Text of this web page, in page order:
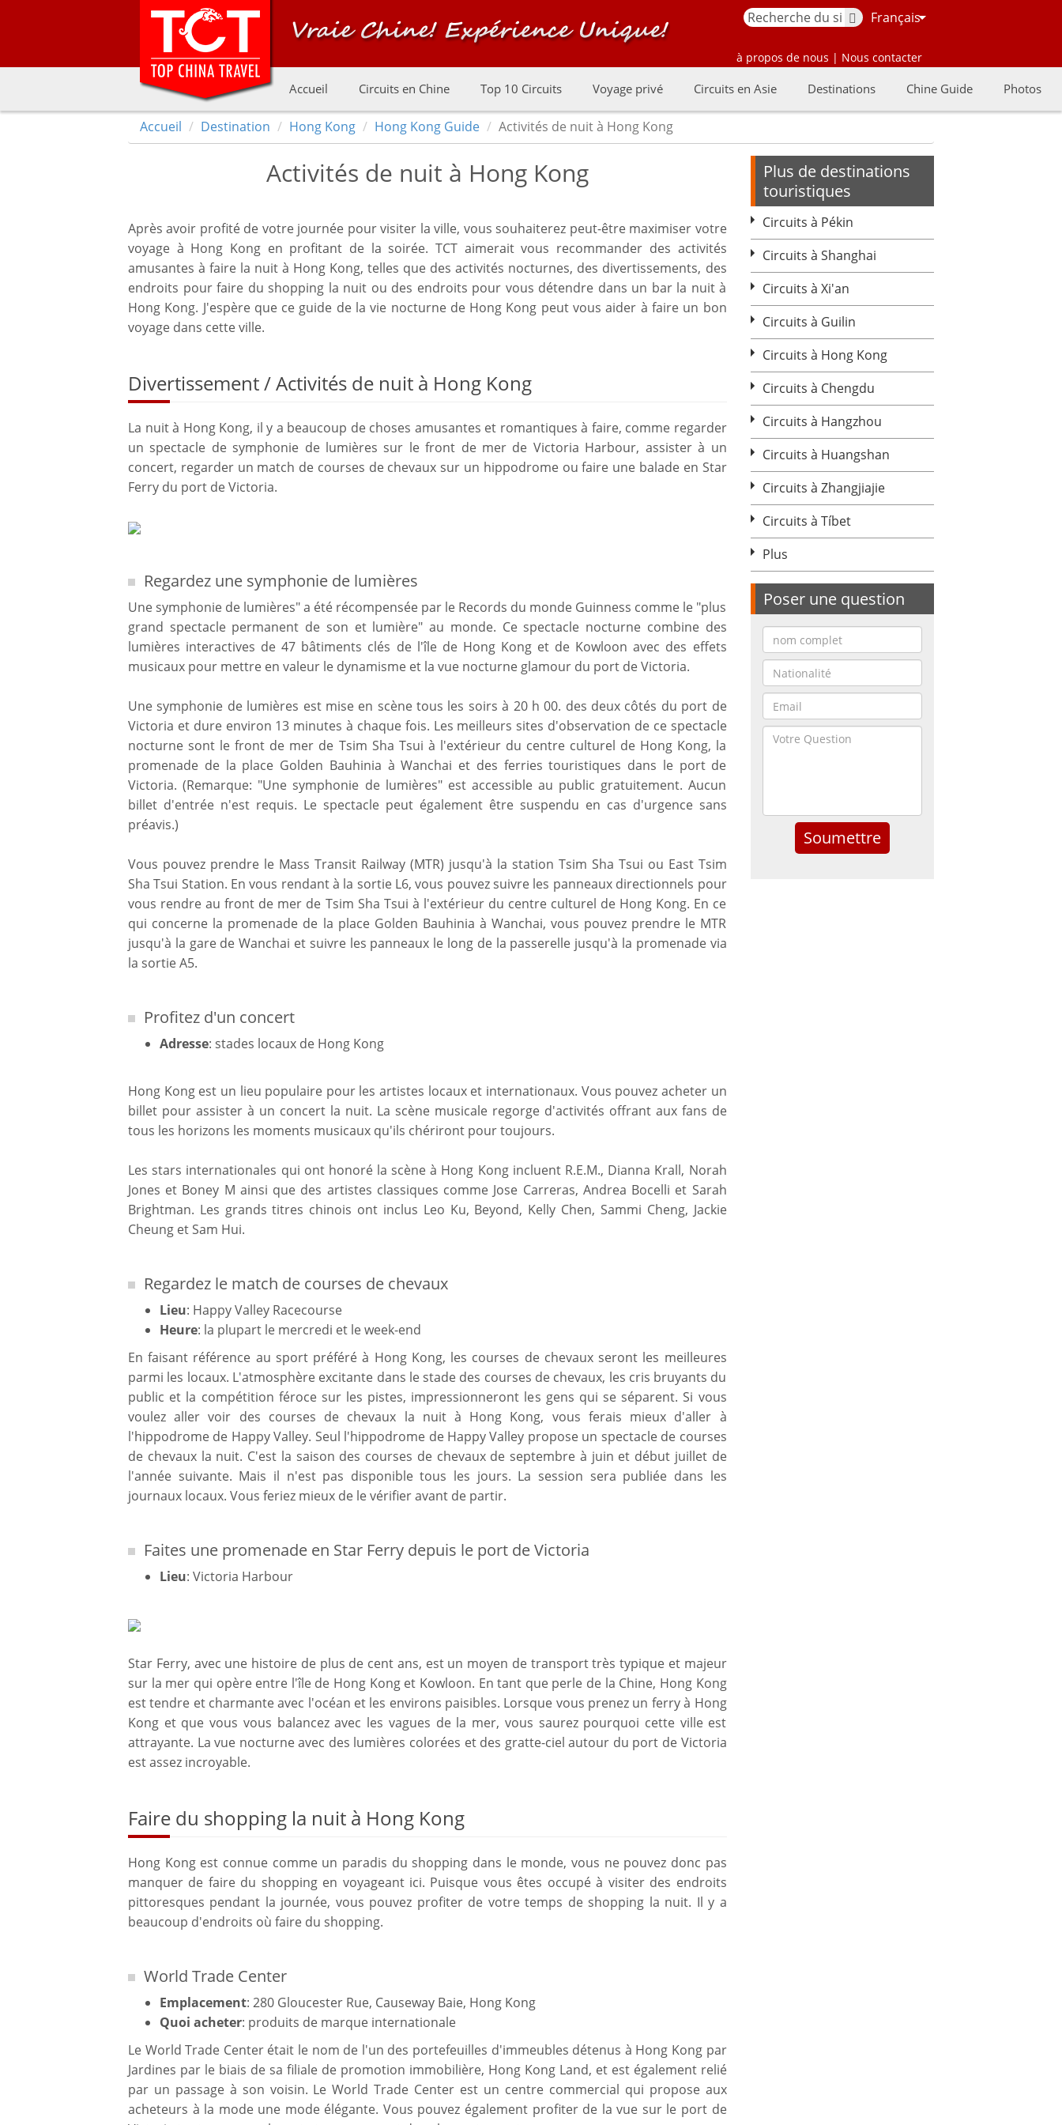
Français
à propos de nous | Nous contacter
Accueil Circuits en Chine Top 10 Circuits Voyage privé Circuits en Asie Destinations Chine Guide Photos
Accueil Destination Hong Kong Hong Kong Guide Activités de nuit à Hong Kong
Activités de nuit à Hong Kong
Après avoir profité de votre journée pour visiter la ville, vous souhaiterez peut-être maximiser votre
voyage à Hong Kong en profitant de la soirée. TCT aimerait vous recommander des activités
amusantes à faire la nuit à Hong Kong, telles que des activités nocturnes, des divertissements, des
endroits pour faire du shopping la nuit ou des endroits pour vous détendre dans un bar la nuit à
Hong Kong. J'espère que ce guide de la vie nocturne de Hong Kong peut vous aider à faire un bon
voyage dans cette ville.
Divertissement / Activités de nuit à Hong Kong
La nuit à Hong Kong, il y a beaucoup de choses amusantes et romantiques à faire, comme regarder
un spectacle de symphonie de lumières sur le front de mer de Victoria Harbour, assister à un
concert, regarder un match de courses de chevaux sur un hippodrome ou faire une balade en Star
Ferry du port de Victoria.
Regardez une symphonie de lumières
Une symphonie de lumières" a été récompensée par le Records du monde Guinness comme le "plus
grand spectacle permanent de son et lumière" au monde. Ce spectacle nocturne combine des
lumières interactives de 47 bâtiments clés de l'île de Hong Kong et de Kowloon avec des effets
musicaux pour mettre en valeur le dynamisme et la vue nocturne glamour du port de Victoria.
Une symphonie de lumières est mise en scène tous les soirs à 20 h 00. des deux côtés du port de
Victoria et dure environ 13 minutes à chaque fois. Les meilleurs sites d'observation de ce spectacle
nocturne sont le front de mer de Tsim Sha Tsui à l'extérieur du centre culturel de Hong Kong, la
promenade de la place Golden Bauhinia à Wanchai et des ferries touristiques dans le port de
Victoria. (Remarque: "Une symphonie de lumières" est accessible au public gratuitement. Aucun
billet d'entrée n'est requis. Le spectacle peut également être suspendu en cas d'urgence sans
préavis.)
Vous pouvez prendre le Mass Transit Railway (MTR) jusqu'à la station Tsim Sha Tsui ou East Tsim
Sha Tsui Station. En vous rendant à la sortie L6, vous pouvez suivre les panneaux directionnels pour
vous rendre au front de mer de Tsim Sha Tsui à l'extérieur du centre culturel de Hong Kong. En ce
qui concerne la promenade de la place Golden Bauhinia à Wanchai, vous pouvez prendre le MTR
jusqu'à la gare de Wanchai et suivre les panneaux le long de la passerelle jusqu'à la promenade via
la sortie A5.
Profitez d'un concert
Adresse: stades locaux de Hong Kong
Hong Kong est un lieu populaire pour les artistes locaux et internationaux. Vous pouvez acheter un
billet pour assister à un concert la nuit. La scène musicale regorge d'activités offrant aux fans de
tous les horizons les moments musicaux qu'ils chériront pour toujours.
Les stars internationales qui ont honoré la scène à Hong Kong incluent R.E.M., Dianna Krall, Norah
Jones et Boney M ainsi que des artistes classiques comme Jose Carreras, Andrea Bocelli et Sarah
Brightman. Les grands titres chinois ont inclus Leo Ku, Beyond, Kelly Chen, Sammi Cheng, Jackie
Cheung et Sam Hui.
Regardez le match de courses de chevaux
Lieu: Happy Valley Racecourse
Heure: la plupart le mercredi et le week-end
En faisant référence au sport préféré à Hong Kong, les courses de chevaux seront les meilleures
parmi les locaux. L'atmosphère excitante dans le stade des courses de chevaux, les cris bruyants du
public et la compétition féroce sur les pistes, impressionneront les gens qui se séparent. Si vous
voulez aller voir des courses de chevaux la nuit à Hong Kong, vous ferais mieux d'aller à
l'hippodrome de Happy Valley. Seul l'hippodrome de Happy Valley propose un spectacle de courses
de chevaux la nuit. C'est la saison des courses de chevaux de septembre à juin et début juillet de
l'année suivante. Mais il n'est pas disponible tous les jours. La session sera publiée dans les
journaux locaux. Vous feriez mieux de le vérifier avant de partir.
Faites une promenade en Star Ferry depuis le port de Victoria
Lieu: Victoria Harbour
Star Ferry, avec une histoire de plus de cent ans, est un moyen de transport très typique et majeur
sur la mer qui opère entre l'île de Hong Kong et Kowloon. En tant que perle de la Chine, Hong Kong
est tendre et charmante avec l'océan et les environs paisibles. Lorsque vous prenez un ferry à Hong
Kong et que vous vous balancez avec les vagues de la mer, vous saurez pourquoi cette ville est
attrayante. La vue nocturne avec des lumières colorées et des gratte-ciel autour du port de Victoria
est assez incroyable.
Faire du shopping la nuit à Hong Kong
Hong Kong est connue comme un paradis du shopping dans le monde, vous ne pouvez donc pas
manquer de faire du shopping en voyageant ici. Puisque vous êtes occupé à visiter des endroits
pittoresques pendant la journée, vous pouvez profiter de votre temps de shopping la nuit. Il y a
beaucoup d'endroits où faire du shopping.
World Trade Center
Emplacement: 280 Gloucester Rue, Causeway Baie, Hong Kong
Quoi acheter: produits de marque internationale
Le World Trade Center était le nom de l'un des portefeuilles d'immeubles détenus à Hong Kong par
Jardines par le biais de sa filiale de promotion immobilière, Hong Kong Land, et est également relié
par un passage à son voisin. Le World Trade Center est un centre commercial qui propose aux
acheteurs à la mode une mode élégante. Vous pouvez également profiter de la vue sur le port de
Plus de destinations
touristiques
Circuits à Pékin
Circuits à Shanghai
Circuits à Xi'an
Circuits à Guilin
Circuits à Hong Kong
Circuits à Chengdu
Circuits à Hangzhou
Circuits à Huangshan
Circuits à Zhangjiajie
Circuits à Tíbet
Plus
Poser une question